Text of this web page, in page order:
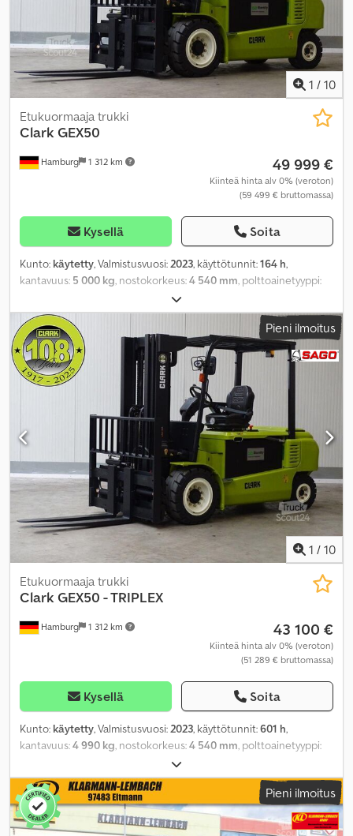
1 / 10
Hamburg 1 312 km
Etukuormaaja trukki
Clark GEX50
49 999 €
Kiinteä hinta alv 0% (veroton)
(59 499 € bruttomassa)
Kysellä Soita
Kunto: käytetty, Valmistusvuosi: 2023, käyttötunnit:164 h,
kantavuus: 5 000 kg , nostokorkeus:4 540 mm , polttoainetyyppi:
, rakennuskorkeus:
renkaiden kunto:50 prosentti, eturenkaan koko:28x12,5-15,
takarenkaan koko:
, omamassa:
, kokonaispituus:
3 140 mm, väri:
Pieni ilmoitus
1 / 10
Hamburg 1 312 km
Etukuormaaja trukki
ClarkGEX50 - TRIPLEX
43 100 €
Kiinteä hinta alv 0% (veroton)
(51 289 € bruttomassa)
Kysellä Soita
Kunto: käytetty, Valmistusvuosi:2023, käyttötunnit:601 h,
kantavuus:4 990 kg, nostokorkeus:4 540 mm, polttoainetyyppi:
, rakennuskorkeus:
renkaiden kunto:50 prosentti, eturenkaan koko:28x12,5-15,
takarenkaan koko:21x8-9, omamassa:
, kokonaispituus:
3 140 mm, väri:muu,
Pieni ilmoitus